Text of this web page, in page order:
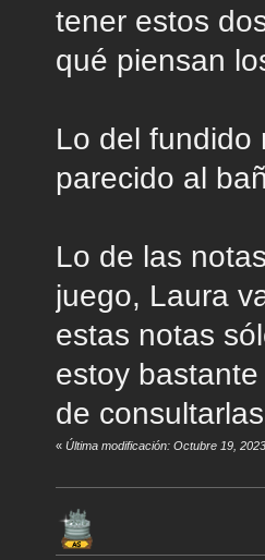
tener estos
qué piensan
Lo del fundido
parecido al
Lo de las
juego, Laura
estas notas
estoy
de
«Última modificación: Octubre 19,